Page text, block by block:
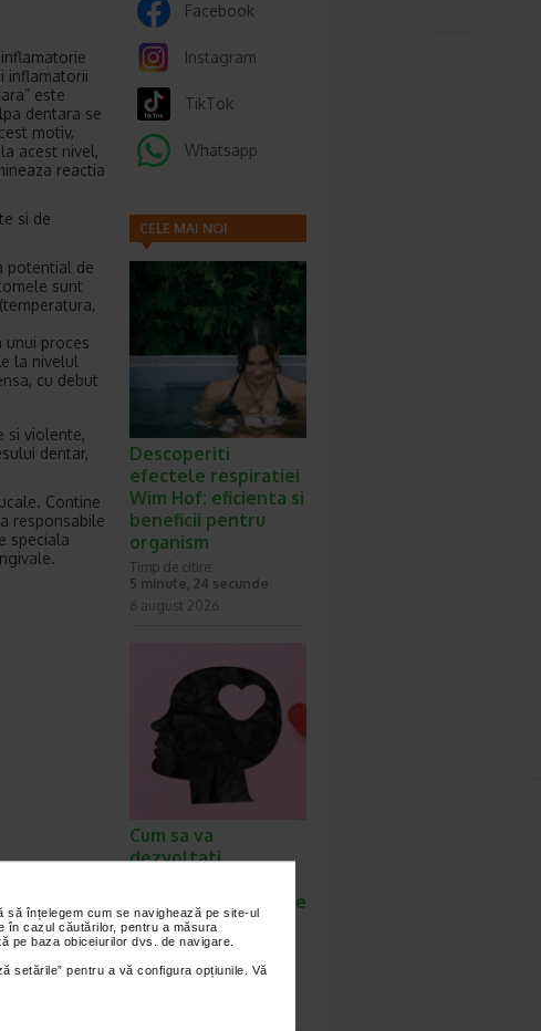
înțelegem cum se navighează pe site-ul
în cazul căutărilor, pentru a măsura
pe baza obiceiurilor dvs. de navigare.
setările” pentru a vă configura opțiunile. Vă
inflamatorii
este
dentara se
motiv,
acest nivel,
reactia
si de
potential de
sunt
unui proces
la nivelul
cu debut
si violente,
dentar,
Contine
responsabile
speciala
Facebook
Instagram
TikTok
Whatsapp
CELE MAI NOI
Descoperiti
efectele respiratiei
Wim Hof: eficienta si
beneficii pentru
organism
Timp de citire:
5 minute, 24 secunde
6 august 2026
Cum sa va
dezvoltati
emotionala: metode
prin care va puteti
imbunatati EQ-ul
Timp de citire: